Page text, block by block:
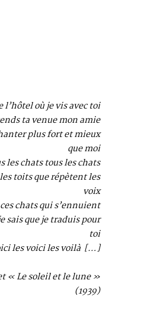
l’hôtel où je vis avec toi
ta venue mon amie
plus fort et mieux
que moi
les chats tous les chats
toits que répètent les
voix
chats qui s’ennuient
sais que je traduis pour
toi
les voici les voilà […]
« Le soleil et le lune »
(1939)